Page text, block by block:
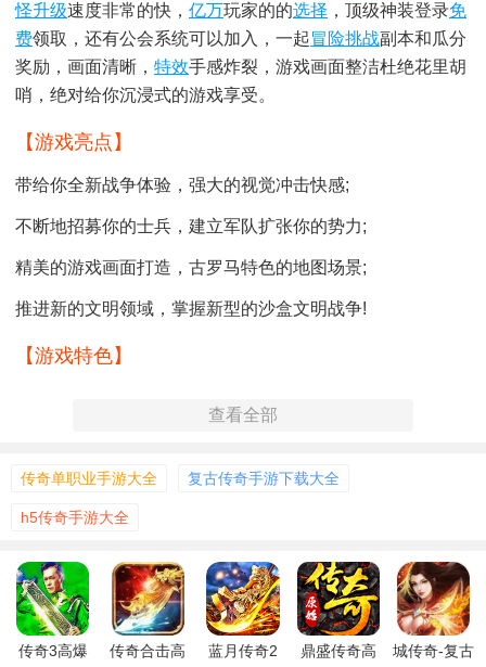
怪升级速度非常的快， 亿万玩家的的选择 ，顶级神装登录免
费领取，还有公会系统可以加入，一起冒险挑战副本和瓜分
奖励，画面清晰， 特效手感炸裂，游戏画面整洁杜绝花里胡
哨，绝对给你沉浸式的游戏享受。
【游戏亮点】
带给你全新战争体验，强大的视觉冲击快感;
不断地招募你的士兵，建立军队扩张你的势力;
精美的游戏画面打造，古罗马特色的地图场景;
推进新的文明领域，掌握新型的沙盒文明战争!
【游戏特色】
3、捕捉萌宠，携手组队，激爽厮杀，嗜血屠魔。
【游戏玩法】
1、角色真实扮演，让玩家代入感极强。
2、公平竞争，装备全靠爆，元宝全靠给
3、游戏还原了经典传奇的大部分玩法，比如定时举行的沙巴
查看全部
传奇单职业手游大全 复古传奇手游下载大全
h5传奇手游大全
传奇3高爆
传奇合击高
蓝月传奇2
鼎盛传奇高
城传奇-复古